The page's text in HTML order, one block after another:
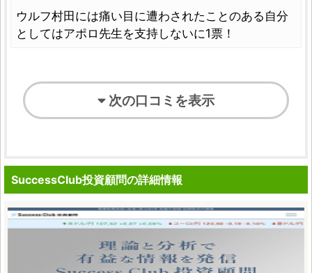
ウルフ村田には痛い目に遭わされたことのある自分
としてはアポロ先生を支持しないに1票！
次の口コミを表示
SuccessClub投資顧問の詳細情報